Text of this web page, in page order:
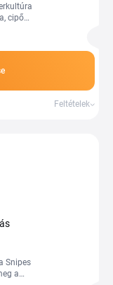
cipők,
Feltételek
Snipes
a